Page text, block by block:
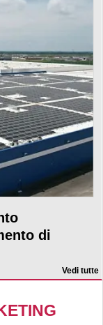
di
Vedi tutte